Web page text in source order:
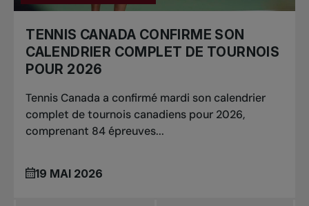
TENNIS CANADA CONFIRME SON
CALENDRIER COMPLET DE TOURNOIS
POUR 2026
Tennis Canada a confirmé mardi son calendrier
complet de tournois canadiens pour 2026,
comprenant 84 épreuves...
19 MAI 2026